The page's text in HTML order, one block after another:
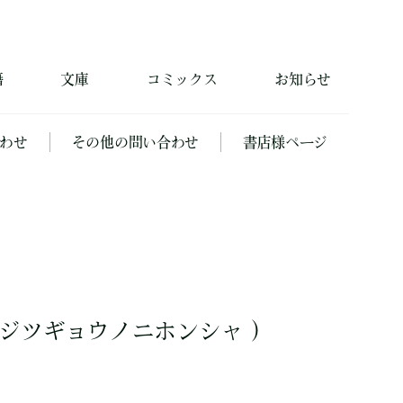
文庫 コミックス お知らせ
せ その他の問い合わせ 書店様ページ
ツギョウノニホンシャ ）